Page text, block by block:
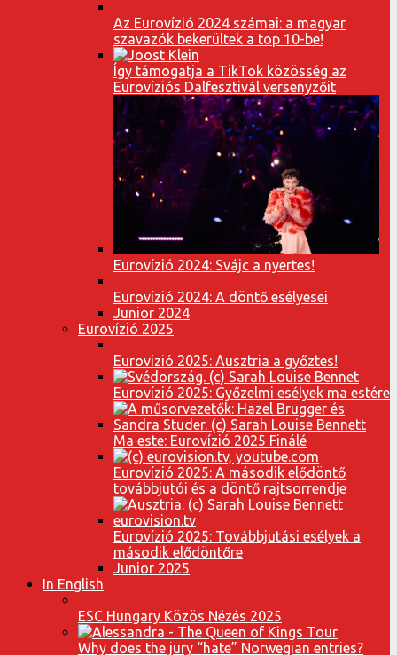
Az Eurovízió 2024 számai: a magyar
szavazók bekerültek a top 10-be!
Így támogatja a TikTok közösség az
Eurovíziós Dalfesztivál versenyzőit
Eurovízió 2024: Svájc a nyertes!
Eurovízió 2024: A döntő esélyesei
Junior 2024
Eurovízió 2025
Eurovízió 2025: Ausztria a győztes!
Eurovízió 2025: Győzelmi esélyek ma estére
Ma este: Eurovízió 2025 Finálé
Eurovízió 2025: A második elődöntő
továbbjutói és a döntő rajtsorrendje
Eurovízió 2025: Továbbjutási esélyek a
második elődöntőre
Junior 2025
In English
ESC Hungary Közös Nézés 2025
Why does the jury “hate” Norwegian entries?